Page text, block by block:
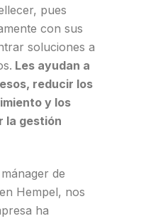
pues
con sus
soluciones a
Les ayudan a
reducir los
y los
la gestión
de
Hempel, nos
ha